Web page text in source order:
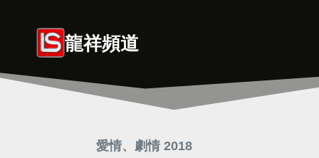
龍祥頻道
愛情、劇情 2018